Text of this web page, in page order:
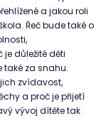
a jakou roli
Řeč bude také o
důležité děti
také za snahu.
zvídavost,
a proč je přijetí
vývoj dítěte tak